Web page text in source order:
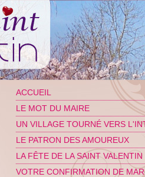
ACCUEIL
LE MOT DU MAIRE
UN VILLAGE TOURNÉ VERS
LE PATRON DES AMOUREUX
LA FÊTE DE LA SAINT VALENTIN
VOTRE CONFIRMATION DE